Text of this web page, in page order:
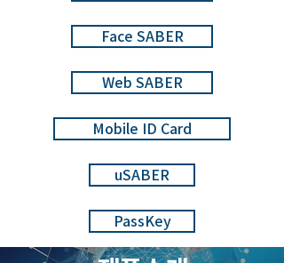
Face SABER
Web SABER
Mobile ID Card
uSABER
PassKey